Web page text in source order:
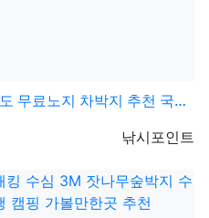
노지 차박지 추천 국내 최장 메타세…
등록자
낚시포인트